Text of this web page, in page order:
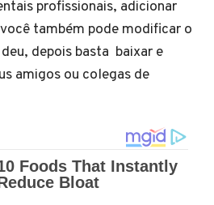
profissionais, adicionar
também pode modificar o
depois basta baixar e
amigos ou colegas de